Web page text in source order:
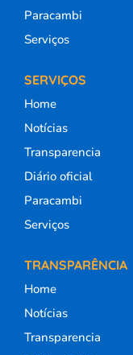
Paracambi
Serviços
SERVIÇOS
Home
Notícias
Transparencia
Diário oficial
Paracambi
Serviços
TRANSPARÊNCIA
Home
Notícias
Transparencia